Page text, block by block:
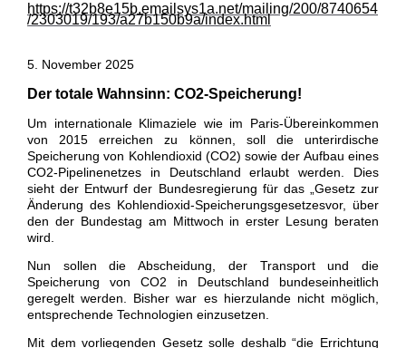
https://t32b8e15b.emailsys1a.net/mailing/200/8740654
/2303019/193/a27b150b9a/index.html
5. November 2025
Der totale Wahnsinn: CO2-Speicherung!
Um internationale Klimaziele wie im Paris-Übereinkommen
von 2015 erreichen zu können, soll die unterirdische
Speicherung von Kohlendioxid (CO2) sowie der Aufbau eines
CO2-Pipelinenetzes in Deutschland erlaubt werden. Dies
sieht der Entwurf der Bundesregierung für das „Gesetz zur
Änderung des Kohlendioxid-Speicherungsgesetzesvor, über
den der Bundestag am Mittwoch in erster Lesung beraten
wird.
Nun sollen die Abscheidung, der Transport und die
Speicherung von CO2 in Deutschland bundeseinheitlich
geregelt werden. Bisher war es hierzulande nicht möglich,
entsprechende Technologien einzusetzen.
Mit dem vorliegenden Gesetz solle deshalb “die Errichtung